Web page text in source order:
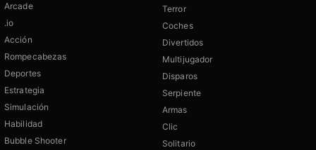
Arcade
.io
Acción
Rompecabezas
Deportes
Estrategia
Simulación
Habilidad
Bubble Shooter
Terror
Coches
Divertidos
Multijugador
Disparos
Serpiente
Armas
Clic
Solitario